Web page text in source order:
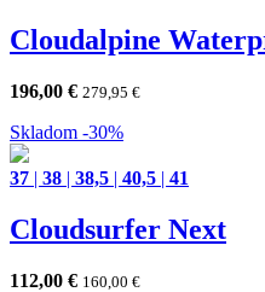
Cloudalpine
196,00 € 279,95 €
Skladom -30%
37 | 38 | 38,5 | 40,5 | 41
Cloudsurfer Next
112,00 € 160,00 €